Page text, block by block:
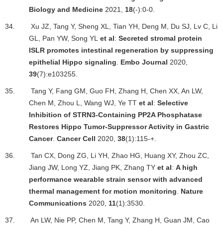
Biology and Medicine 2021, 18(-):0-0.
34.
Xu JZ, Tang Y, Sheng XL, Tian YH, Deng M, Du SJ, Lv C, Li
GL, Pan YW, Song YL et al: Secreted stromal protein
ISLR promotes intestinal regeneration by suppressing
epithelial Hippo signaling. Embo Journal 2020,
39(7):e103255.
35.
Tang Y, Fang GM, Guo FH, Zhang H, Chen XX, An LW,
Chen M, Zhou L, Wang WJ, Ye TT et al: Selective
Inhibition of STRN3-Containing PP2A Phosphatase
Restores Hippo Tumor-Suppressor Activity in Gastric
Cancer. Cancer Cell 2020, 38(1):115-+.
36.
Tan CX, Dong ZG, Li YH, Zhao HG, Huang XY, Zhou ZC,
Jiang JW, Long YZ, Jiang PK, Zhang TY et al: A high
performance wearable strain sensor with advanced
thermal management for motion monitoring. Nature
Communications 2020, 11(1):3530.
37.
An LW, Nie PP, Chen M, Tang Y, Zhang H, Guan JM, Cao